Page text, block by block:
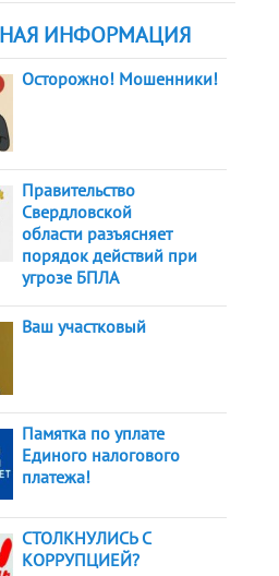
ИНФОРМАЦИЯ
Осторожно! Мошенники!
Правительство
Свердловской
области разъясняет
порядок действий при
угрозе БПЛА
Ваш участковый
Памятка по уплате
Единого налогового
платежа!
СТОЛКНУЛИСЬ С
КОРРУПЦИЕЙ?